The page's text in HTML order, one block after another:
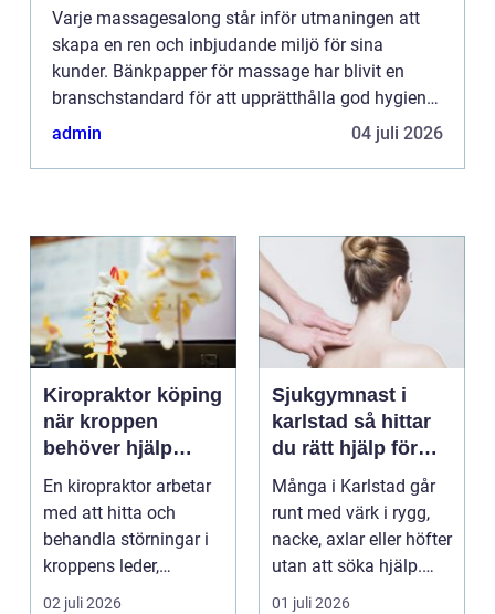
Varje massagesalong står inför utmaningen att
skapa en ren och inbjudande miljö för sina
kunder. Bänkpapper för massage har blivit en
branschstandard för att upprätthålla god hygien
och komfort under mas...
admin 04 juli 2026
Kiropraktor köping
när kroppen
behöver hjälp
tillbaka
En kiropraktor arbetar
med att hitta och
behandla störningar i
kroppens leder,
muskler och
02 juli 2026
Sjukgymnast i
karlstad så hittar
du rätt hjälp för
kroppen
Många i Karlstad går
runt med värk i rygg,
nacke, axlar eller höfter
utan att söka hjälp.
Andra har ...
01 juli 2026